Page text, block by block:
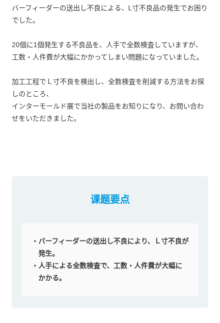
バーフィーダーの送出し不良による、L寸不良品の発生でお困り
でした。
20個に1個発生する不良品を、人手で全数検査していますが、
工数・人件費が大幅にかかってしまい問題になっていました。
加工工程でＬ寸不良を検出し、全数検査を削減する方法をお探
しのところ、
インターモールド展で当社の製品をお知りになり、お問い合わ
せをいただきました。
课题要点
バーフィーダーの送出し不良により、Ｌ寸不良が
発生。
人手による全数検査で、工数・人件費が大幅に
かかる。